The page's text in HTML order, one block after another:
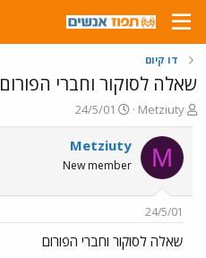
דו קיום
שאלה לסוקור וחברי הפורום
פ
ו
ת
ח
ה
ש
א
Metziuty
פ
ו
ר
ס
ם
ר
24/5/01
M
Metziuty
New member
24/5/01
שאלה לסוקור וחברי הפורום